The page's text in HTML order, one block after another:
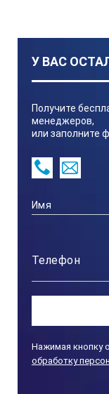
Номинальное
59-0,1
Искусственный
У ВАС
Получите
менеджеров,
или заполните
Нажимая кнопку
обработку